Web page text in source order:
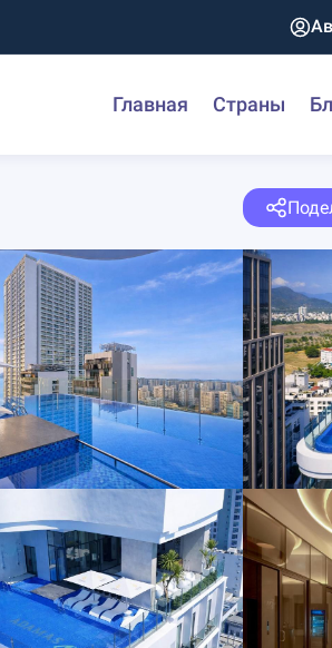
Главная Страны